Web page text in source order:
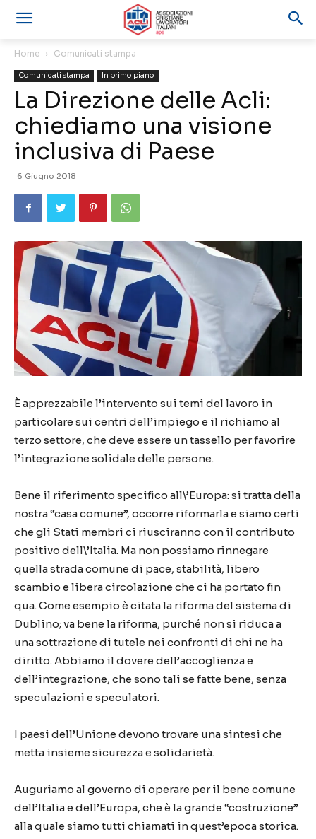
Home Comunicati stampa
Comunicati stampa In primo piano
La Direzione delle Acli:
chiediamo una visione
inclusiva di Paese
6 Giugno 2018
È apprezzabile l’intervento sui temi del lavoro in
particolare sui centri dell’impiego e il richiamo al
terzo settore, che deve essere un tassello per favorire
l’integrazione solidale delle persone.
Bene il riferimento specifico all\’Europa: si tratta della
nostra “casa comune”, occorre riformarla e siamo certi
che gli Stati membri ci riusciranno con il contributo
positivo dell\’Italia. Ma non possiamo rinnegare
quella strada comune di pace, stabilità, libero
scambio e libera circolazione che ci ha portato fin
qua. Come esempio è citata la riforma del sistema di
Dublino; va bene la riforma, purché non si riduca a
una sottrazione di tutele nei confronti di chi ne ha
diritto. Abbiamo il dovere dell’accoglienza e
dell’integrazione, che sono tali se fatte bene, senza
speculazioni e speculatori.
I paesi dell’Unione devono trovare una sintesi che
metta insieme sicurezza e solidarietà.
Auguriamo al governo di operare per il bene comune
dell’Italia e dell’Europa, che è la grande “costruzione”
alla quale siamo tutti chiamati in quest’epoca storica.